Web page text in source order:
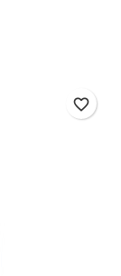
favorite_border